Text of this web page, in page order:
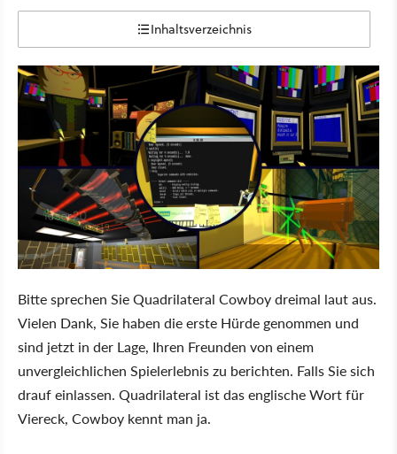
Inhaltsverzeichnis
Bitte sprechen Sie Quadrilateral Cowboy dreimal laut aus.
Vielen Dank, Sie haben die erste Hürde genommen und
sind jetzt in der Lage, Ihren Freunden von einem
unvergleichlichen Spielerlebnis zu berichten. Falls Sie sich
drauf einlassen. Quadrilateral ist das englische Wort für
Viereck, Cowboy kennt man ja.